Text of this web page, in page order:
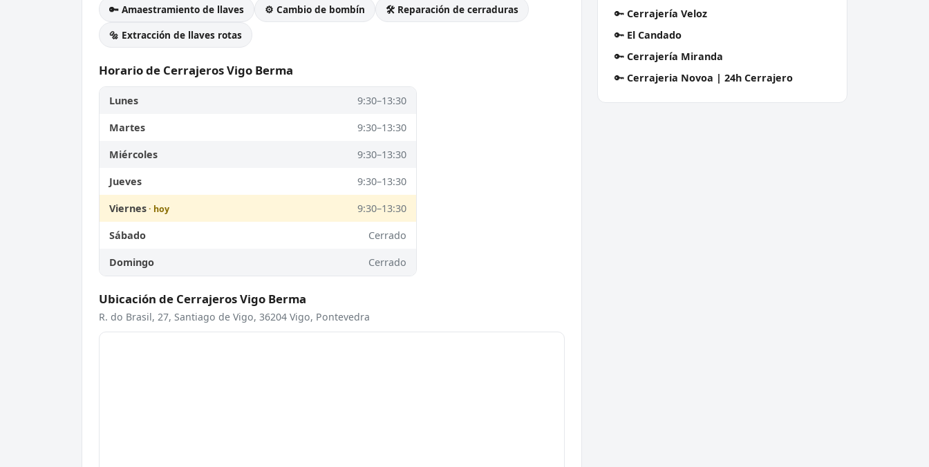
🔑 Amaestramiento de llaves
⚙️ Cambio de bombín
🛠️ Reparación de cerraduras
🔩 Extracción de llaves rotas
Horario de Cerrajeros Vigo Berma
Lunes 9:30–13:30
Martes 9:30–13:30
Miércoles 9:30–13:30
Jueves 9:30–13:30
Viernes 9:30–13:30
Sábado Cerrado
Domingo Cerrado
Ubicación de Cerrajeros Vigo Berma
R. do Brasil, 27, Santiago de Vigo, 36204 Vigo, Pontevedra
🔑 Cerrajería Veloz
🔑 El Candado
🔑 Cerrajería Miranda
🔑 Cerrajeria Novoa | 24h Cerrajero